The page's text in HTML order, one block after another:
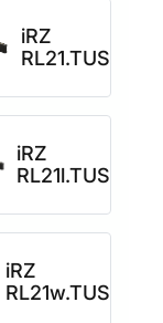
iRZ
RL21.TUS
iRZ
RL21l.TUS
iRZ
RL21w.TUS